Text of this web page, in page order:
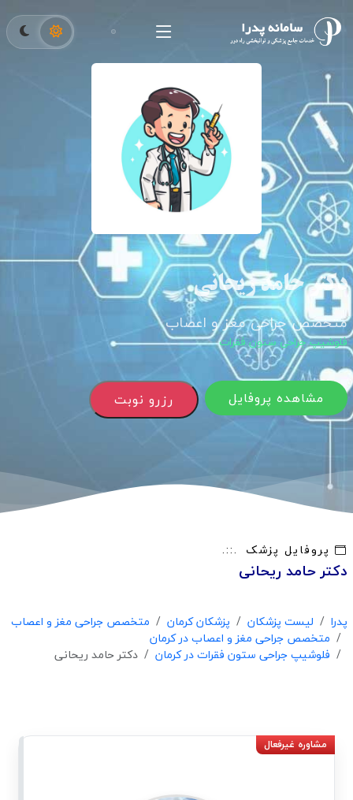
دکتر حامد ریحانی
متخصص جراحی مغز و اعصاب
فلوشیپ جراحی ستون فقرات
رزرو نوبت مشاهده پروفایل
پروفایل پزشک
دکتر حامد ریحانی
پدرا لیست پزشکان پزشکان کرمان
متخصص جراحی مغز و اعصاب
متخصص جراحی مغز و اعصاب در کرمان
فلوشیپ جراحی ستون فقرات در کرمان
دکتر حامد ریحانی